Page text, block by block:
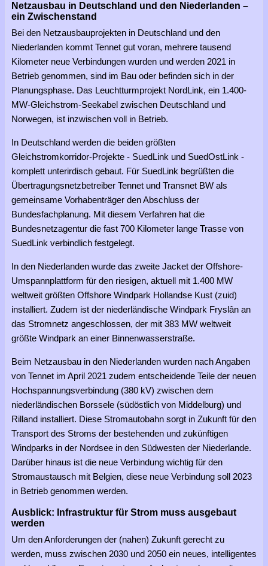
Netzausbau in Deutschland und den Niederlanden –
ein Zwischenstand
Bei den Netzausbauprojekten in Deutschland und den
Niederlanden kommt Tennet gut voran, mehrere tausend
Kilometer neue Verbindungen wurden und werden 2021 in
Betrieb genommen, sind im Bau oder befinden sich in der
Planungsphase. Das Leuchtturmprojekt NordLink, ein 1.400-
MW-Gleichstrom-Seekabel zwischen Deutschland und
Norwegen, ist inzwischen voll in Betrieb.
In Deutschland werden die beiden größten
Gleichstromkorridor-Projekte - SuedLink und SuedOstLink -
komplett unterirdisch gebaut. Für SuedLink begrüßten die
Übertragungsnetzbetreiber Tennet und Transnet BW als
gemeinsame Vorhabenträger den Abschluss der
Bundesfachplanung. Mit diesem Verfahren hat die
Bundesnetzagentur die fast 700 Kilometer lange Trasse von
SuedLink verbindlich festgelegt.
In den Niederlanden wurde das zweite Jacket der Offshore-
Umspannplattform für den riesigen, aktuell mit 1.400 MW
weltweit größten Offshore Windpark Hollandse Kust (zuid)
installiert. Zudem ist der niederländische Windpark Fryslân an
das Stromnetz angeschlossen, der mit 383 MW weltweit
größte Windpark an einer Binnenwasserstraße.
Beim Netzausbau in den Niederlanden wurden nach Angaben
von Tennet im April 2021 zudem entscheidende Teile der neuen
Hochspannungsverbindung (380 kV) zwischen dem
niederländischen Borssele (südöstlich von Middelburg) und
Rilland installiert. Diese Stromautobahn sorgt in Zukunft für den
Transport des Stroms der bestehenden und zukünftigen
Windparks in der Nordsee in den Südwesten der Niederlande.
Darüber hinaus ist die neue Verbindung wichtig für den
Stromaustausch mit Belgien, diese neue Verbindung soll 2023
in Betrieb genommen werden.
Ausblick: Infrastruktur für Strom muss ausgebaut
werden
Um den Anforderungen der (nahen) Zukunft gerecht zu
werden, muss zwischen 2030 und 2050 ein neues, intelligentes